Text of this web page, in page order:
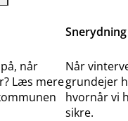
når
Læs mere
Når
grundejer
hvornår vi
sikre.